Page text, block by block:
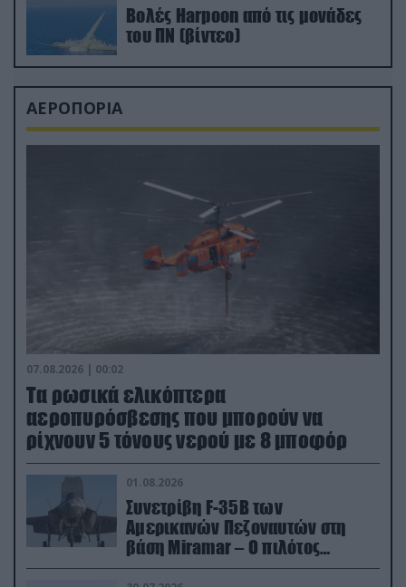
Βολές Harpoon από τις μονάδες
του ΠΝ (βίντεο)
ΑΕΡΟΠΟΡΙΑ
07.08.2026 | 00:02
Τα ρωσικά ελικόπτερα
αεροπυρόσβεσης που μπορούν να
ρίχνουν 5 τόνους νερού με 8 μποφόρ
01.08.2026
Συνετρίβη F-35B των
Αμερικανών Πεζοναυτών στη
βάση Miramar – Ο πιλότος
εκτινάχθηκε εγκαίρως